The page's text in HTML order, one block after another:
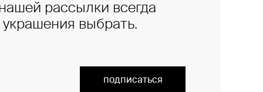
рассылки всегда
украшения выбрать.
подписаться